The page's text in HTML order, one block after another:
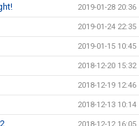
2019-01-28 20:36
2019-01-24 22:35
2019-01-15 10:45
2018-12-20 15:32
2018-12-19 12:46
2018-12-13 10:14